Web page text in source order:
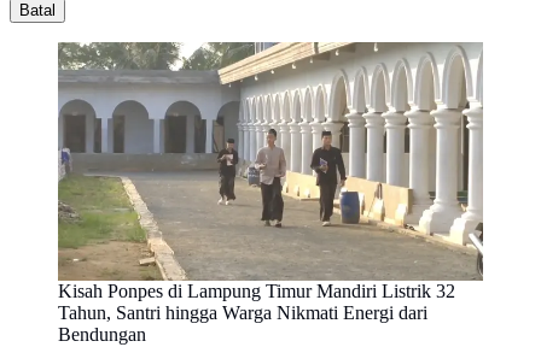
Batal
Kisah Ponpes di Lampung Timur Mandiri Listrik 32
Tahun, Santri hingga Warga Nikmati Energi dari
Bendungan